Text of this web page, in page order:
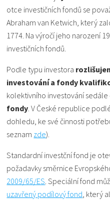
otce investičních fondů se
Abraham van Ketwich, který
1774. Na výročí jeho narození
investičních fondů.
Podle typu investora
investování a fondy
kolektivního investování sedále
fondy . V České republice
dohledu, ke své činnosti
seznam zde).
Standardní investční fond je
požadavky směrnice
2009/65/ES . Speciální fond
uzavřený podílový fond , který